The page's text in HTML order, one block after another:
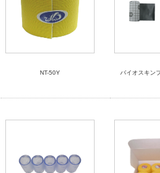
NT-50Y バイオスキン